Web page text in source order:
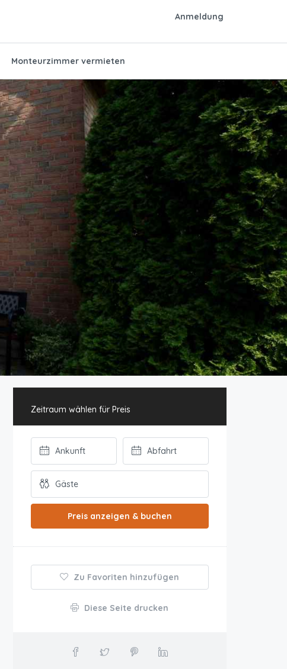
Anmeldung
Monteurzimmer vermieten
Zeitraum wählen für Preis
Preis anzeigen & buchen
Zu Favoriten hinzufügen
Diese Seite drucken